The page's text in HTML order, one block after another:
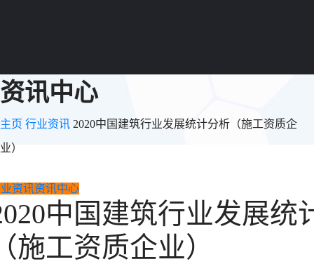
资讯中心
主页 行业资讯 2020中国建筑行业发展统计分析（施工资质企
业）
资讯资讯中心
中国建筑行业发展统
施工资质企业）